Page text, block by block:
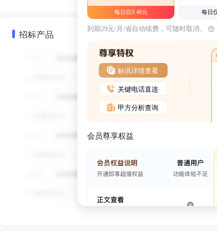
招标产品
每日仅0.48元 每日
到期29元/月/省自动续费，可随时取消。
标讯详情查看
关键电话直连
甲方分析查询
会员尊享权益